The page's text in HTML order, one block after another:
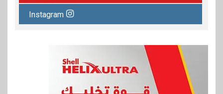
Instagram